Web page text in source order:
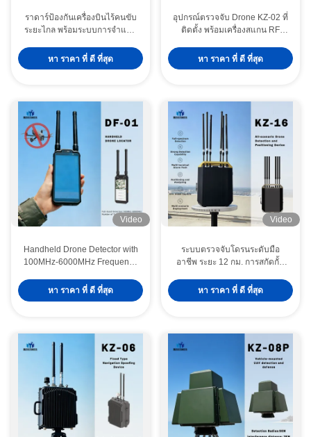
ราดาร์ป้องกันเครื่องบินไร้คนขับ
ระยะไกล พร้อมระบบการจําแนก
และเทคโนโลยีการจําแนก AI
หา ราคา ที่ ดี ที่สุด
อุปกรณ์ตรวจจับ Drone KZ-02 ที่
ติดตั้ง พร้อมเครื่องสแกน RF
จอ 360 ° สําหรับแพลตฟอร์มเมฆ
GIS
หา ราคา ที่ ดี ที่สุด
Video
Handheld Drone Detector with
100MHz-6000MHz Frequency
Radius and ＜6s Response
Time for Real-Time UAV
หา ราคา ที่ ดี ที่สุด
Video
ระบบตรวจจับโดรนระดับมือ
อาชีพ ระยะ 12 กม. การสกัดกั้น
แบบเรียลไทม์
หา ราคา ที่ ดี ที่สุด